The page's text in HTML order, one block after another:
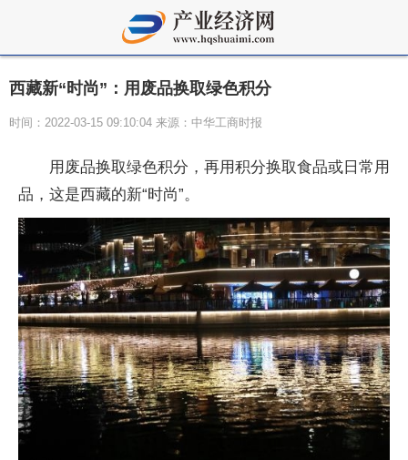
西藏新“时尚”：用废品换取绿色积分
时间：2022-03-15 09:10:04 来源：中华工商时报
用废品换取绿色积分，再用积分换取食品或日常用
品，这是西藏的新“时尚”。